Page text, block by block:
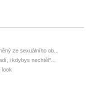
ze sexuálního ob...
i kdybys nechtěl*...
look